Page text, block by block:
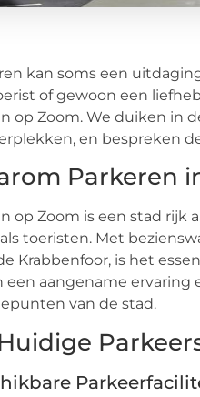
kan soms een
of gewoon een
op Zoom. We duiken in
en bespreken
Parkeren
op Zoom is een stad rijk
als toeristen. Met
Krabbenfoor, is het
een aangename
van de stad.